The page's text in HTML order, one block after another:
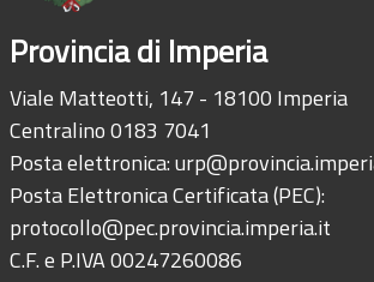
Provincia di Imperia
Viale Matteotti, 147 - 18100 Imperia
Centralino 0183 7041
Posta elettronica:
Posta Elettronica Certificata (PEC):
protocollo@pec.provincia.imperia.it
C.F. e P.IVA 00247260086